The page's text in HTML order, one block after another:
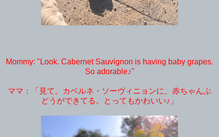
Mommy: "Look. Cabernet Sauvignon is having baby grapes.
So adorable♪"
ママ：「見て。カベルネ・ソーヴィニョンに、赤ちゃんぶ
どうができてる。とってもかわいい♪」